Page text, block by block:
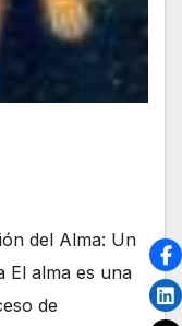
del Alma: Un
El alma es una
de